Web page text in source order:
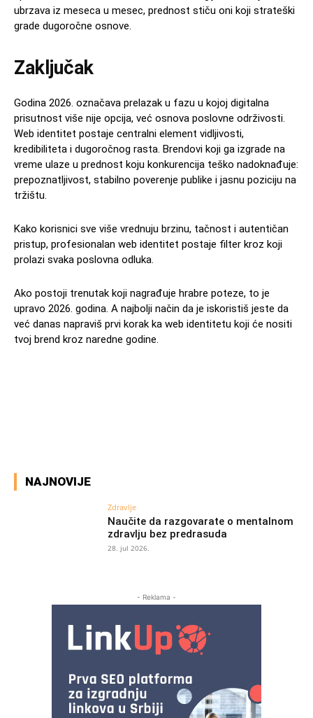
ubrzava iz meseca u mesec, prednost stiču oni koji strateški
grade dugoročne osnove.
Zaključak
Godina 2026. označava prelazak u fazu u kojoj digitalna
prisutnost više nije opcija, već osnova poslovne održivosti.
Web identitet postaje centralni element vidljivosti,
kredibiliteta i dugoročnog rasta. Brendovi koji ga izgrade na
vreme ulaze u prednost koju konkurencija teško nadoknađuje:
prepoznatljivost, stabilno poverenje publike i jasnu poziciju na
tržištu.
Kako korisnici sve više vrednuju brzinu, tačnost i autentičan
pristup, profesionalan web identitet postaje filter kroz koji
prolazi svaka poslovna odluka.
Ako postoji trenutak koji nagrađuje hrabre poteze, to je
upravo 2026. godina. A najbolji način da je iskoristiš jeste da
već danas napraviš prvi korak ka web identitetu koji će nositi
tvoj brend kroz naredne godine.
NAJNOVIJE
Zdravlje
Naučite da razgovarate o mentalnom
zdravlju bez predrasuda
28. jul 2026.
- Reklama -